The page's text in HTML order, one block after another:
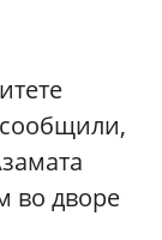
во дворе